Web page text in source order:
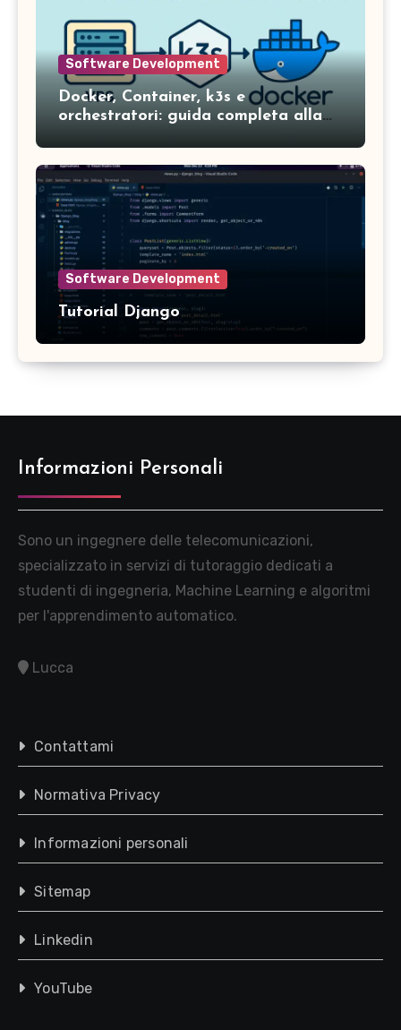
Software Development
Docker, Container, k3s e
orchestratori: guida completa alla
moderni
Software Development
Tutorial Django
Informazioni Personali
Sono un ingegnere delle telecomunicazioni,
specializzato in servizi di tutoraggio dedicati a
studenti di ingegneria, Machine Learning e algoritmi
per l'apprendimento automatico.
Lucca
Contattami
Normativa Privacy
Informazioni personali
Sitemap
Linkedin
YouTube